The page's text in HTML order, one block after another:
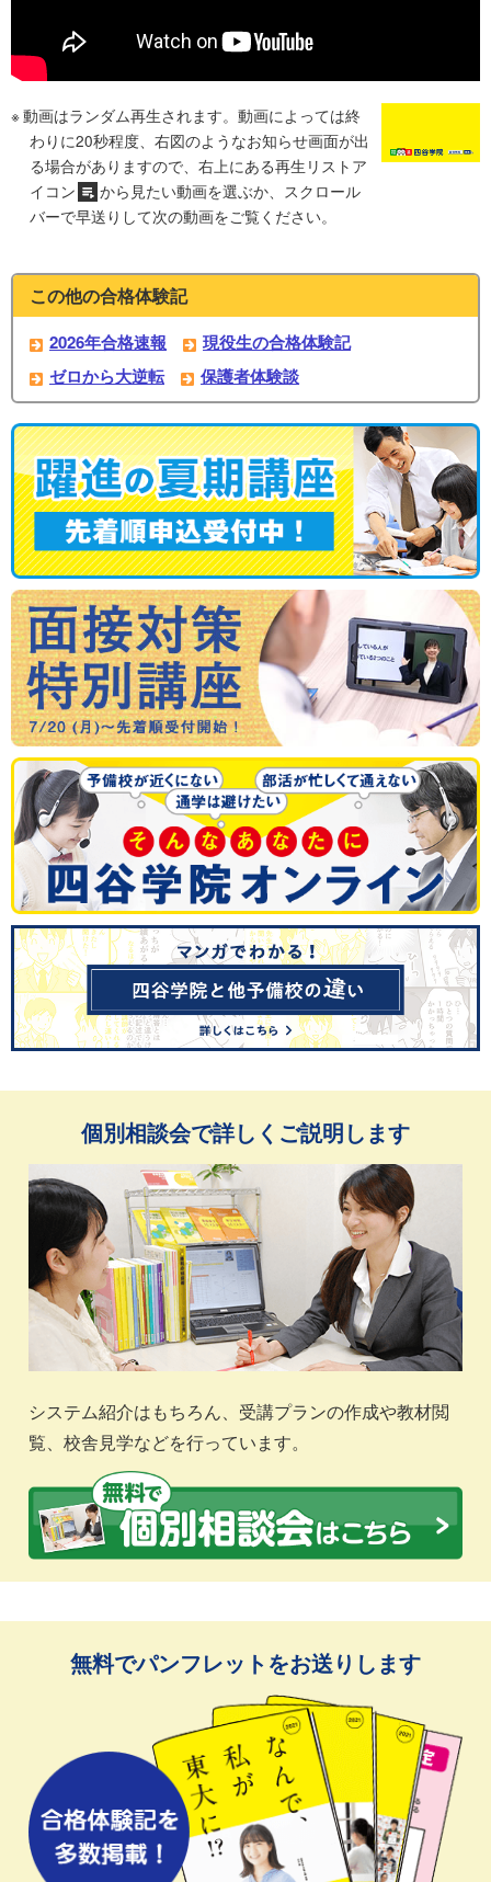
動画はランダム再生されます。動画によっては終
わりに20秒程度、右図のようなお知らせ画面が出
る場合がありますので、右上にある再生リストア
イコン
から見たい動画を選ぶか、スクロール
バーで早送りして次の動画をご覧ください。
この他の合格体験記
2026年合格速報
現役生の合格体験記
ゼロから大逆転
保護者体験談
個別相談会で詳しくご説明します
システム紹介はもちろん、受講プランの作成や教材閲
覧、校舎見学などを行っています。
無料でパンフレットをお送りします